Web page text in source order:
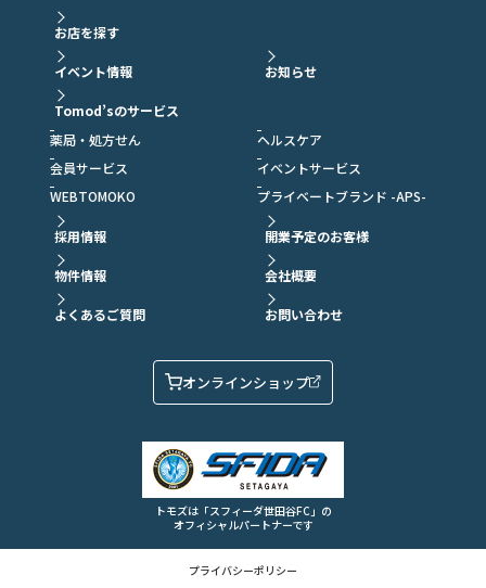
お店を探す
イベント情報 お知らせ
Tomod’sのサービス
薬局・処方せん
ヘルスケア
会員サービス
イベントサービス
WEBTOMOKO
プライベートブランド -APS-
採用情報 開業予定のお客様
物件情報 会社概要
よくあるご質問 お問い合わせ
オンラインショップ
トモズは「スフィーダ世田谷FC」の
オフィシャルパートナーです
プライバシーポリシー